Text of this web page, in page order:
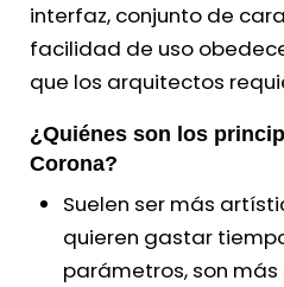
interfaz, conjunto de
facilidad de uso
que los arquitectos
¿Quiénes son los
Corona?
Suelen ser más
quieren gastar
parámetros, son